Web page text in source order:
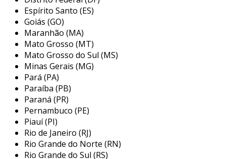
além dochip abrasivo de porcelana
bras você encontra também outros modelos,
como:
chips abrasivo mineral / artificial: empregado
em alguns casos no seu estado natural e em
outros, na forma combinada quartzo e bauxita.
chips abrasivo poliéster: empregado nas
mesmas condições dos chips abrasivo plástico,
porém, com algumas vantagens, maior
durabilidade e menor contaminação.
Espírito Santo (ES)
Goiás (GO)
Maranhão (MA)
Mato Grosso (MT)
Mato Grosso do Sul (MS)
Minas Gerais (MG)
Pará (PA)
Paraíba (PB)
Paraná (PR)
Pernambuco (PE)
Piauí (PI)
Rio de Janeiro (RJ)
Rio Grande do Norte (RN)
Rio Grande do Sul (RS)